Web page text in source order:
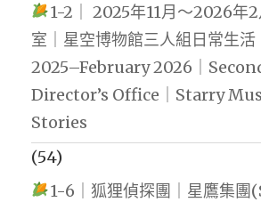
1-2｜ 2025年11月～2026年
室｜星空博物館三人組日常生
2025–February 2026｜
Director’s Office｜Starry
Stories
(54)
1-6｜狐狸偵探團｜星鷹集團